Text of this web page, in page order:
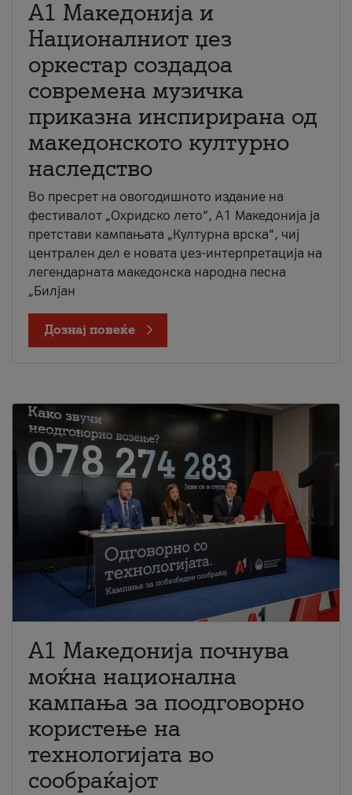
А1 Македонија и
Националниот џез
оркестар создадоа
современа музичка
приказна инспирирана од
македонското културно
наследство
Во пресрет на овогодишното издание на
фестивалот „Охридско лето“, А1 Македонија ја
претстави кампањата „Културна врска“, чиј
централен дел е новата џез-интерпретација на
легендарната македонска народна песна
„Билјан
Дознај повеќе
A1 Македонија почнува
моќна национална
кампања за поодговорно
користење на
технологијата во
сообраќајот